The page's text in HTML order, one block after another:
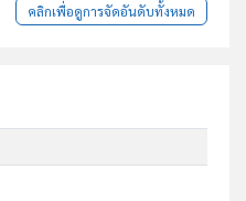
คลิกเพื่อดูการจัดอันดับทั้งหมด